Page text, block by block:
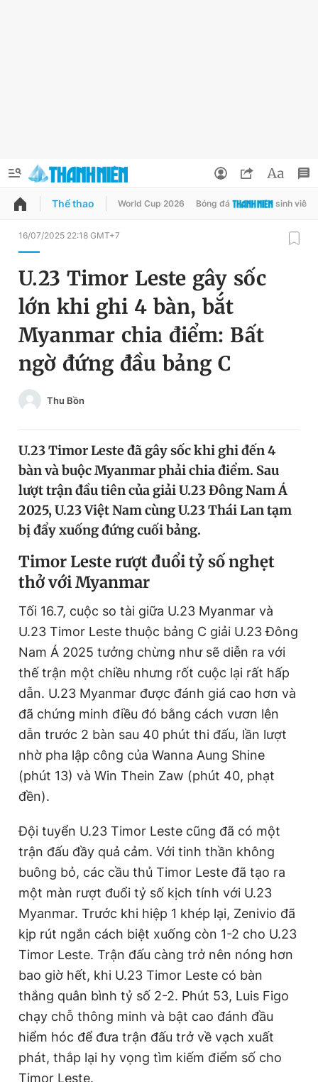
QUẢNG CÁO ĐẶT BÁO
Chuyên mục
Chuyên mục khác
Chào ngày mới Tin 24h
Tin thị trường
Video Magazine
Sản phẩm khác
Tiện ích Bạn cần biết
Thông tin tòa soạn
Đọc Thanh Niên trên điện thoại
Theo dõi báo trên
0906 645 777 0908 780 404
Đặt báo Quảng cáo RSS Tòa soạn Chính sách bảo
Tổng biên tập: Nguyễn Ngọc Toàn
Phó tổng biên tập: Lâm Hiếu Dũng
Phó tổng biên tập: Trần Việt Hưng
Tổng thư ký tòa soạn: Đức Trung
Giấy phép xuất bản số 110/GP - BTTTT cấp ngày 24.3.2020
© 2003-2026 Bản quyền thuộc về Báo Thanh Niên. Cấm sao
chép dưới mọi hình thức nếu không có sự chấp thuận bằng văn
bản. Phát triển bởi ePi Technologies, JSC.
Đổi mật khẩu
Tin đã lưu
Tin đã xem
Thể thao World Cup 2026 Bóng đá sinh viên
16/07/2025 22:18 GMT+7
U.23 Timor Leste gây sốc
lớn khi ghi 4 bàn, bắt
Myanmar chia điểm: Bất
ngờ đứng đầu bảng C
Thu Bồn
U.23 Timor Leste đã gây sốc khi ghi đến 4
bàn và buộc Myanmar phải chia điểm. Sau
lượt trận đầu tiên của giải U.23 Đông Nam Á
2025, U.23 Việt Nam cùng U.23 Thái Lan tạm
bị đẩy xuống đứng cuối bảng.
Timor Leste rượt đuổi tỷ số nghẹt
thở với Myanmar
Tối 16.7, cuộc so tài giữa U.23 Myanmar và
U.23 Timor Leste thuộc bảng C giải U.23 Đông
Nam Á 2025 tưởng chừng như sẽ diễn ra với
thế trận một chiều nhưng rốt cuộc lại rất hấp
dẫn. U.23 Myanmar được đánh giá cao hơn và
đã chứng minh điều đó bằng cách vươn lên
dẫn trước 2 bàn sau 40 phút thi đấu, lần lượt
nhờ pha lập công của Wanna Aung Shine
(phút 13) và Win Thein Zaw (phút 40, phạt
đền).
Đội tuyển U.23 Timor Leste cũng đã có một
trận đấu đầy quả cảm. Với tinh thần không
buông bỏ, các cầu thủ Timor Leste đã tạo ra
một màn rượt đuổi tỷ số kịch tính với U.23
Myanmar. Trước khi hiệp 1 khép lại, Zenivio đã
kịp rút ngắn cách biệt xuống còn 1-2 cho U.23
Timor Leste. Trận đấu càng trở nên nóng hơn
bao giờ hết, khi U.23 Timor Leste có bàn
thắng quân bình tỷ số 2-2. Phút 53, Luis Figo
chạy chỗ thông minh và bật cao đánh đầu
hiểm hóc để đưa trận đấu trở về vạch xuất
phát, thắp lại hy vọng tìm kiếm điểm số cho
Timor Leste.